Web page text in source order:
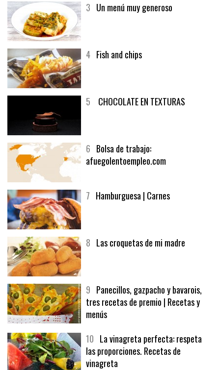
3 Un menú muy generoso
4 Fish and chips
5 CHOCOLATE EN TEXTURAS
6 Bolsa de trabajo:
afuegolentoempleo.com
7 Hamburguesa | Carnes
8 Las croquetas de mi madre
9 Panecillos, gazpacho y bavarois,
tres recetas de premio | Recetas y
menús
10 La vinagreta perfecta: respeta
las proporciones. Recetas de
vinagreta